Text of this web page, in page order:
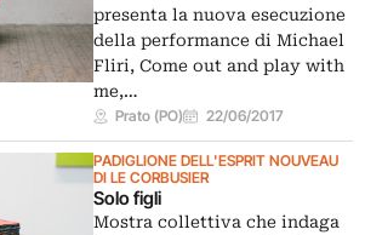
presenta la nuova esecuzione
della performance di Michael
Fliri, Come out and play with
me,…
Prato (PO) 22/06/2017
PADIGLIONE DELL'ESPRIT NOUVEAU
DI LE CORBUSIER
Solo figli
Mostra collettiva che indaga